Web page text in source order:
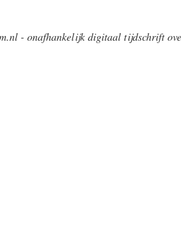
- onafhankelijk digitaal tijdschrift